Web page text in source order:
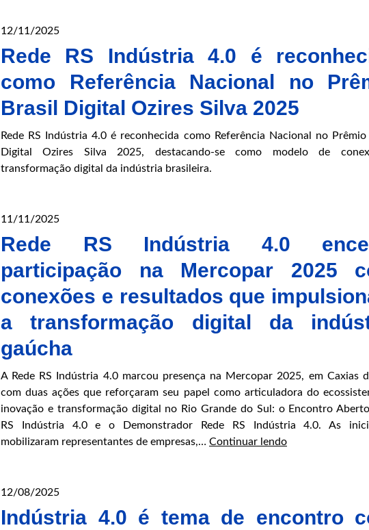
12/11/2025
Rede RS Indústria 4.0 é
como Referência Nacional no
Brasil Digital Ozires Silva 2025
Rede RS Indústria 4.0 é reconhecida como Referência Nacional no Prêmio
Digital Ozires Silva 2025, destacando-se como modelo de
transformação digital da indústria brasileira.
11/11/2025
Rede RS Indústria 4.0
participação na Mercopar 2025
conexões e resultados que
a transformação digital da
gaúcha
A Rede RS Indústria 4.0 marcou presença na Mercopar 2025, em Caxias
com duas ações que reforçaram seu papel como articuladora do
inovação e transformação digital no Rio Grande do Sul: o Encontro
RS Indústria 4.0 e o Demonstrador Rede RS Indústria 4.0. As
mobilizaram representantes de empresas,… Continuar lendoRede
participação
12/08/2025
Indústria 4.0 é tema de encontro